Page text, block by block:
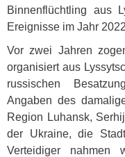
Binnenflüchtling aus
Ereignisse im Jahr 2022
Vor zwei Jahren
organisiert aus
russischen
Angaben des
Region Luhansk,
der Ukraine, die
Verteidiger nahmen